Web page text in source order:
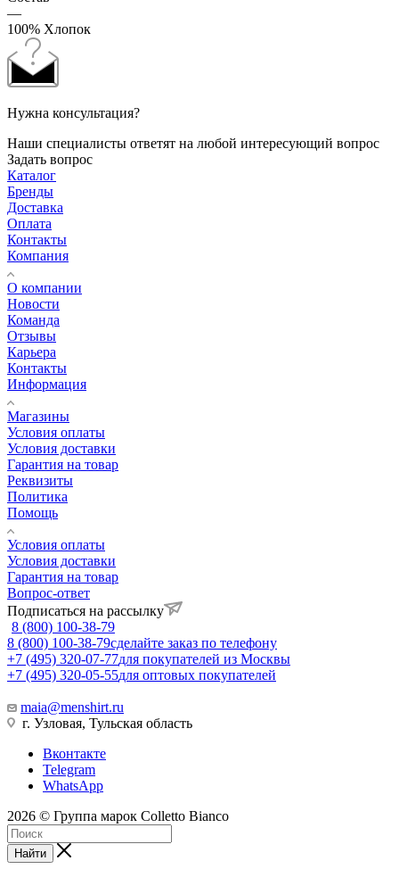
—
100% Хлопок
Нужна консультация?
Наши специалисты ответят на любой интересующий вопрос
Задать вопрос
Каталог
Бренды
Доставка
Оплата
Контакты
Компания
О компании
Новости
Команда
Отзывы
Карьера
Контакты
Информация
Магазины
Условия оплаты
Условия доставки
Гарантия на товар
Реквизиты
Политика
Помощь
Условия оплаты
Условия доставки
Гарантия на товар
Вопрос-ответ
Подписаться на рассылку
8 (800) 100-38-79
8 (800) 100-38-79сделайте заказ по телефону
+7 (495) 320-07-77для покупателей из Москвы
+7 (495) 320-05-55для оптовых покупателей
maia@menshirt.ru
г. Узловая, Тульская область
Вконтакте
Telegram
WhatsApp
2026 © Группа марок Colletto Bianco
Найти